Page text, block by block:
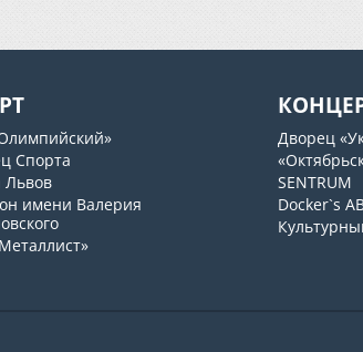
Спорта
Львов
имени Валерия
Дворец
SENTRUM
Docker`s